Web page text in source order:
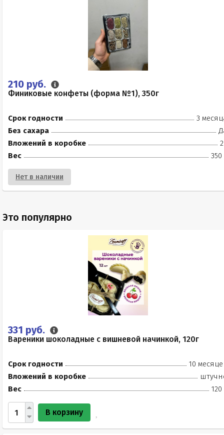
210 руб.
Финиковые конфеты (форма №1), 350г
Срок годности
3
Без сахара
Вложений в коробке
Вес
350
Нет в наличии
Это популярно
331 руб.
Вареники шоколадные с вишневой начинкой, 120г
Срок годности
10
Вложений в коробке
Вес
120
В корзину